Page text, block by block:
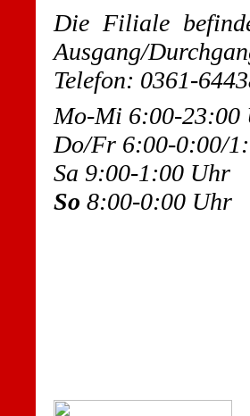
Die Filiale
Ausgang/
Telefon: 0361-
Mo-Mi 6:00-
Do/Fr 6:00-0:00/
Sa 9:00-1:00 Uhr
So 8:00-0:00 Uhr